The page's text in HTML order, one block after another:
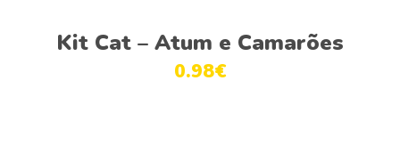
Ver opções
Kit Cat – Atum e Camarões
0.98€